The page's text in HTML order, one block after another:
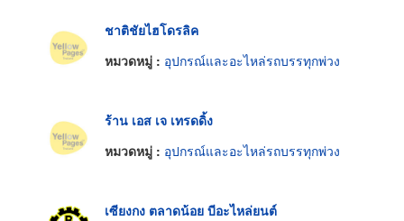
ชาติชัยไฮโดรลิค
หมวดหมู่ : อุปกรณ์และอะไหล่รถบรรทุกพ่วง
ร้าน เอส เจ เทรดดิ้ง
หมวดหมู่ : อุปกรณ์และอะไหล่รถบรรทุกพ่วง
เซียงกง ตลาดน้อย บีอะไหล่ยนต์